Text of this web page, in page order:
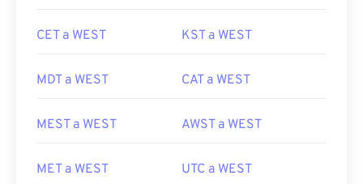
CET a WEST KST a WEST
MDT a WEST CAT a WEST
MEST a WEST AWST a WEST
MET a WEST UTC a WEST